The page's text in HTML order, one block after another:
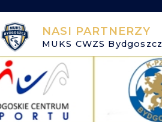
NASI PARTNERZY
MUKS CWZS Bydgoszcz